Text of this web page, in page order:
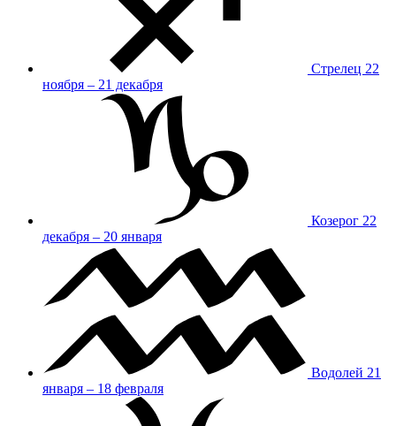
Стрелец 22
ноября – 21 декабря
Козерог 22
декабря – 20 января
Водолей 21
января – 18 февраля